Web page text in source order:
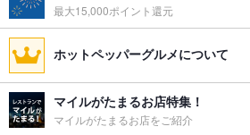
最大15,000ポイント還元
ホットペッパーグルメについて
マイルがたまるお店特集！
マイルがたまるお店をご紹介